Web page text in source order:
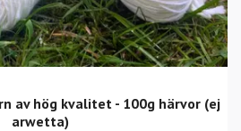
av hög kvalitet - 100g härvor (ej
arwetta)